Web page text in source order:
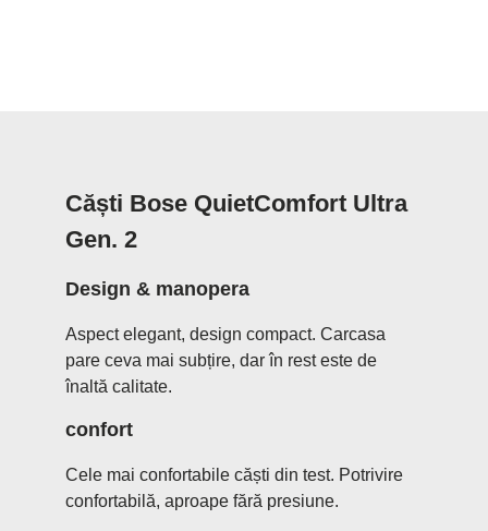
Căști Bose QuietComfort Ultra
Gen. 2
Design & manopera
Aspect elegant, design compact. Carcasa
pare ceva mai subțire, dar în rest este de
înaltă calitate.
confort
Cele mai confortabile căști din test. Potrivire
confortabilă, aproape fără presiune.